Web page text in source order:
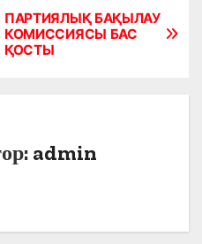
ПАРТИЯЛЫҚ БАҚЫЛАУ
КОМИССИЯСЫ БАС
ҚОСТЫ
admin